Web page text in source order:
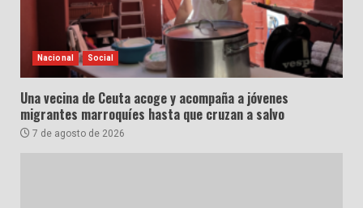
Nacional Social
Una vecina de Ceuta acoge y acompaña a jóvenes
migrantes marroquíes hasta que cruzan a salvo
7 de agosto de 2026